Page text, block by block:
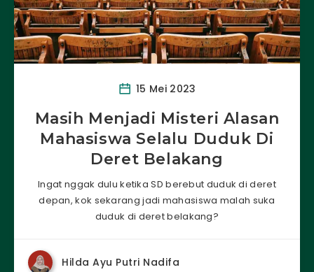
15 Mei 2023
Masih Menjadi Misteri Alasan
Mahasiswa Selalu Duduk Di
Deret Belakang
Ingat nggak dulu ketika SD berebut duduk di deret
depan, kok sekarang jadi mahasiswa malah suka
duduk di deret belakang?
Hilda Ayu Putri Nadifa